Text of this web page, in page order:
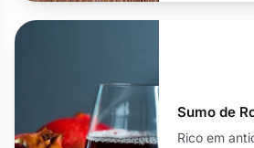
Sumo de
Rico em